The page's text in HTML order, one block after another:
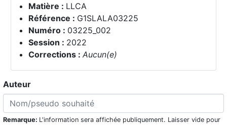
Matière : LLCA
Référence : G1SLALA03225
Numéro : 03225_002
Session : 2022
Corrections : Aucun(e)
Auteur
Remarque: L'information sera affichée publiquement. Laisser vide pour